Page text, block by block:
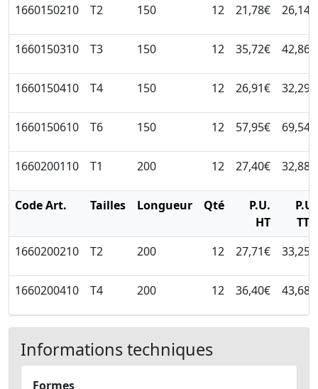
1660150210 T2 150 12 21,78€ 26,14€
1660150310 T3 150 12 35,72€ 42,86€
1660150410 T4 150 12 26,91€ 32,29€
1660150610 T6 150 12 57,95€ 69,54€
1660200110 T1 200 12 27,40€ 32,88€
Code Art. Tailles Longueur Qté
P.U.
HT
P.U.
TTC
1660200210
T2 200 12 27,71€ 33,25€
1660200410 T4 200 12 36,40€ 43,68€
Informations techniques
Formes